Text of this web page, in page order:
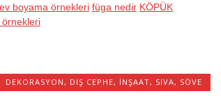
boyama örnekleri füga nedir KÖPÜK
örnekleri
DEKORASYON , DIŞ CEPHE, İNŞAAT, SIVA, SÖVE